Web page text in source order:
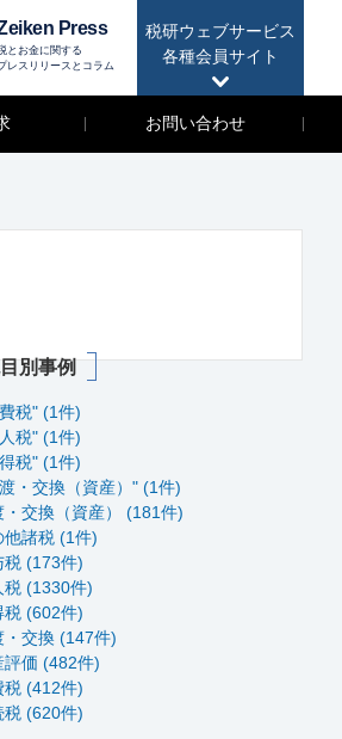
税研ウェブサービス
各種会員サイト
Press
とお金に関する
レスリリースとコラム
お問い合わせ
別事例
税" (1件)
税" (1件)
税" (1件)
・交換（資産）" (1件)
・交換（資産） (181件)
他諸税 (1件)
税 (173件)
税 (1330件)
税 (602件)
・交換 (147件)
評価 (482件)
税 (412件)
税 (620件)